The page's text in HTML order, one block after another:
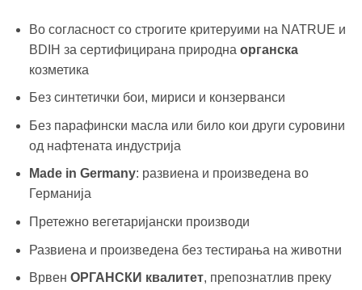
Во согласност со строгите критеруими на NATRUE и
BDIH за сертифицирана природна органска
козметика
Без синтетички бои, мириси и конзерванси
Без парафински масла или било кои други суровини
од нафтената индустрија
Made in Germany: развиена и произведена во
Германија
Претежно вегетаријански производи
Развиена и произведена без тестирања на животни
Врвен ОРГАНСКИ квалитет, препознатлив преку